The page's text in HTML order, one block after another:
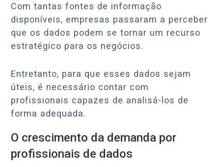
Com tantas fontes de informação
disponíveis, empresas passaram a perceber
que os dados podem se tornar um recurso
estratégico para os negócios.
Entretanto, para que esses dados sejam
úteis, é necessário contar com
profissionais capazes de analisá-los de
forma adequada.
O crescimento da demanda por
profissionais de dados